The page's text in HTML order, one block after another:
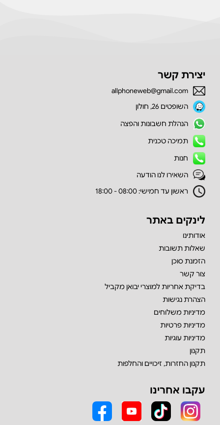
יצירת קשר
allphoneweb@gmail.com
השופטים 26, חולון
הנהלת חשבונות והפצה
תמיכה טכנית
חנות
השאירו לנו הודעה
ראשון עד חמישי: 08:00 - 18:00
לינקים באתר
אודותינו
שאלות תשובות
הזמנת סוכן
צור קשר
בדיקת אחריות למוצרי יבואן מקביל
הצהרת נגישות
מדיניות משלוחים
מדיניות פרטיות
מדיניות עוגיות
תקנון
תקנון החזרות, זיכויים והחלפות
עקבו אחרינו